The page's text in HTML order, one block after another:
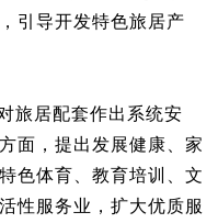
引导开发特色旅居产
旅居配套作出系统安
面，提出发展健康、家
色体育、教育培训、文
性服务业，扩大优质服